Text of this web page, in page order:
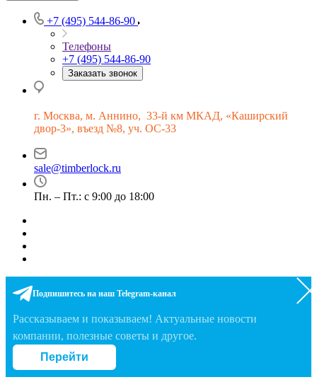
+7 (495) 544-86-90
Телефоны
+7 (495) 544-86-90
Заказать звонок
г. Москва, м. Аннино, 33-й км МКАД, «Каширский
двор-3», въезд №8, уч. ОС-33
sale@timberlock.ru
Пн. – Пт.: с 9:00 до 18:00
Подпишитесь на наш Telegram-канал
Рассказываем и показываем! Актуальные новости
компании, полезные советы и другое.
Перейти